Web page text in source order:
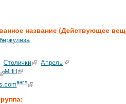
название (Действующее
Столички
Апрель
МНН
англ